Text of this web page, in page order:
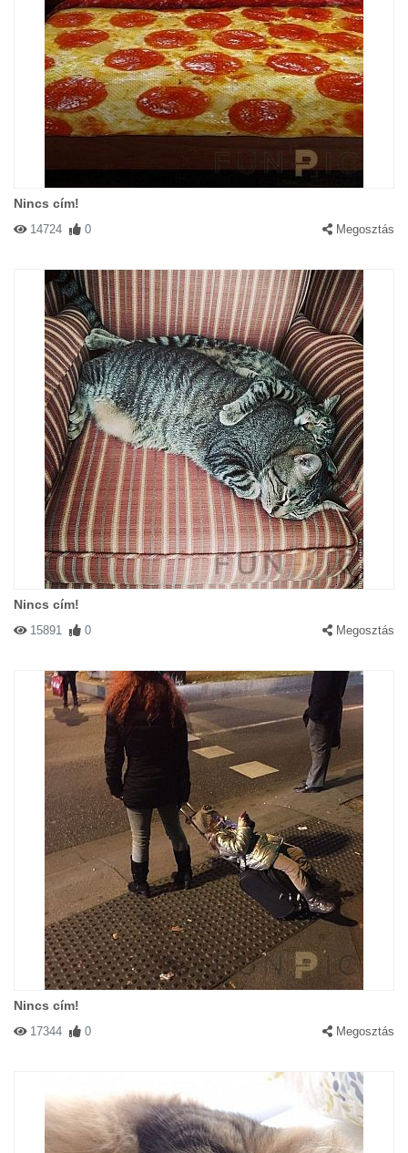
Nincs cím!
14724 0 Megosztás
Nincs cím!
15891 0 Megosztás
Nincs cím!
17344 0 Megosztás